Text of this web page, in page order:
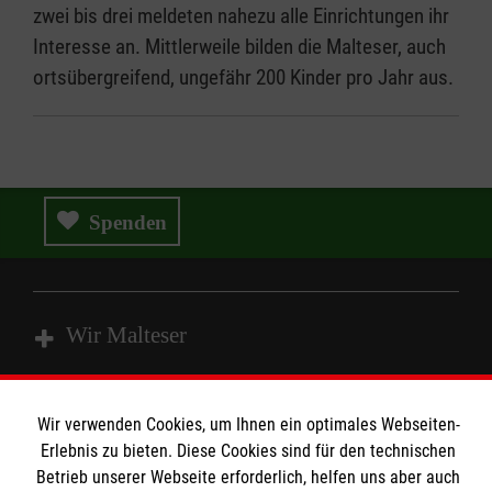
zwei bis drei meldeten nahezu alle Einrichtungen ihr
Interesse an. Mittlerweile bilden die Malteser, auch
ortsübergreifend, ungefähr 200 Kinder pro Jahr aus.
Spenden
Wir Malteser
Angebote und Leistungen
Unsere Kurse
Informationen
Wir verwenden Cookies, um Ihnen ein optimales Webseiten-
Erlebnis zu bieten. Diese Cookies sind für den technischen
Betrieb unserer Webseite erforderlich, helfen uns aber auch